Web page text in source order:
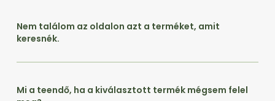
Nem találom az oldalon azt a terméket, amit
keresnék.
Mi a teendő, ha a kiválasztott termék mégsem felel